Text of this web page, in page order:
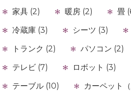
家具 (2) 暖房 (2) 畳
冷蔵庫 (3)
シーツ (3)
トランク (2)
パソコン (2)
テレビ (7)
ロボット (3)
テーブル (10)
カーペット